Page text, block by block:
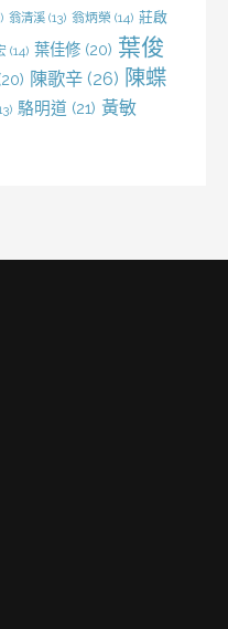
翁清溪 (13) 翁炳榮 (14) 莊啟
(14) 葉佳修 (20) 葉俊
陳歌辛 (26) 陳蝶
駱明道 (21) 黃敏